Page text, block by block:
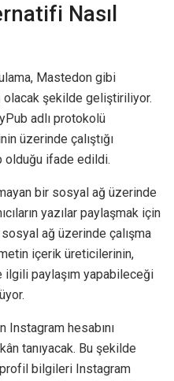
Nasıl
Mastedon gibi
şekilde geliştiriliyor.
adlı protokolü
üzerinde çalıştığı
olduğu ifade edildi.
bir sosyal ağ üzerinde
yazılar paylaşmak için
ağ üzerinde çalışma
içerik üreticilerinin,
ilgili paylaşım yapabileceği
Instagram hesabını
tanıyacak. Bu şekilde
profil bilgileri Instagram